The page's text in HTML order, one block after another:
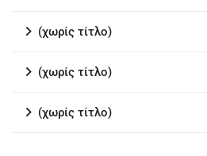
(χωρίς τίτλο)
(χωρίς τίτλο)
(χωρίς τίτλο)